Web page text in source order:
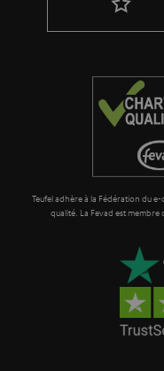
e
Teufel adhère à la Fédération du
qualité. La Fevad est